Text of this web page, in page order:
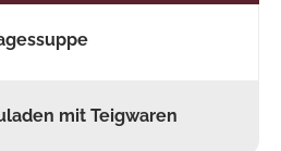
mit Teigwaren